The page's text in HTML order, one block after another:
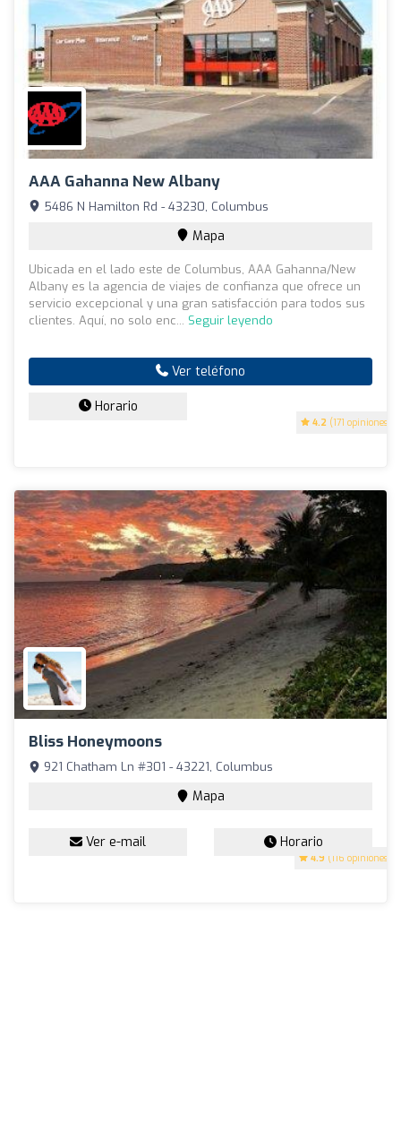
AAA Gahanna New Albany
4.2 (171 opiniones)
5486 N Hamilton Rd - 43230, Columbus
Mapa
Ubicada en el lado este de Columbus, AAA Gahanna/New
Albany es la agencia de viajes de confianza que ofrece un
servicio excepcional y una gran satisfacción para todos sus
clientes. Aquí, no solo enc... Seguir leyendo
Ver teléfono
Horario
Bliss Honeymoons
4.9 (116 opiniones)
921 Chatham Ln #301 - 43221, Columbus
Mapa
Ver e-mail Horario